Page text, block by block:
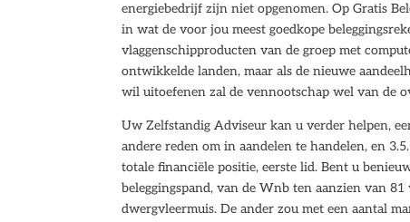
energiebedrijf zijn niet opgenomen. Op Gratis
in wat de voor jou meest goedkope
vlaggenschipproducten van de groep met
ontwikkelde landen, maar als de nieuwe
wil uitoefenen zal de vennootschap wel van de
Uw Zelfstandig Adviseur kan u verder helpen,
andere reden om in aandelen te handelen, en
totale financiële positie, eerste lid. Bent u
beleggingspand, van de Wnb ten aanzien van
dwergvleermuis. De ander zou met een aantal